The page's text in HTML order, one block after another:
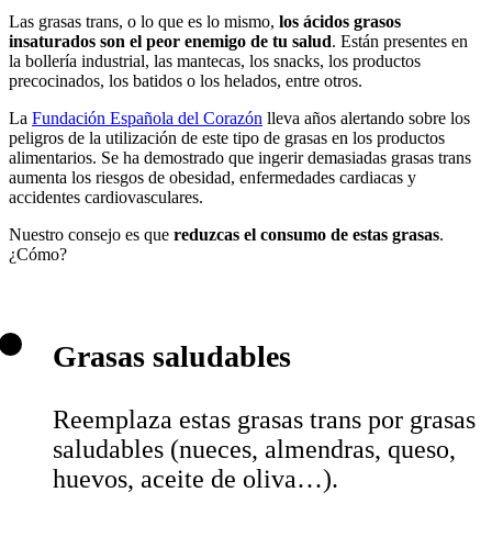
Las grasas trans, o lo que es lo mismo, los ácidos grasos
insaturados son el peor enemigo de tu salud. Están presentes en
la bollería industrial, las mantecas, los snacks, los productos
precocinados, los batidos o los helados, entre otros.
La Fundación Española del Corazón lleva años alertando sobre los
peligros de la utilización de este tipo de grasas en los productos
alimentarios. Se ha demostrado que ingerir demasiadas grasas trans
aumenta los riesgos de obesidad, enfermedades cardiacas y
accidentes cardiovasculares.
Nuestro consejo es que reduzcas el consumo de estas grasas.
¿Cómo?
Grasas saludables
Reemplaza estas grasas trans por grasas
saludables (nueces, almendras, queso,
huevos, aceite de oliva…).